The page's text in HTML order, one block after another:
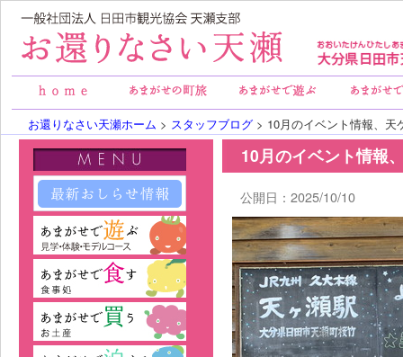
お還りなさい天瀬ホーム > スタッフブログ > 10月のイベント情報、天
10月のイベント情報
公開日：2025/10/10